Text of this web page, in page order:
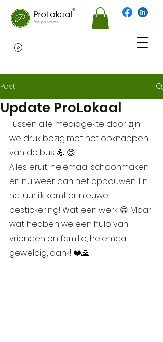
Post
Update ProLokaal
Tussen alle mediagekte door zijn
we druk bezig met het opknappen
van de bus 💪 😊
Alles eruit, helemaal schoonmaken
en nu weer aan het opbouwen. En
natuurlijk komt er nieuwe
bestickering! Wat een werk 😄 Maar
wat hebben we een hulp van
vrienden en familie, helemaal
geweldig, dank! ❤️🙏